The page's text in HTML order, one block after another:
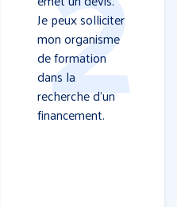
Je peux solliciter
mon organisme
de formation
dans la
recherche d’un
financement.